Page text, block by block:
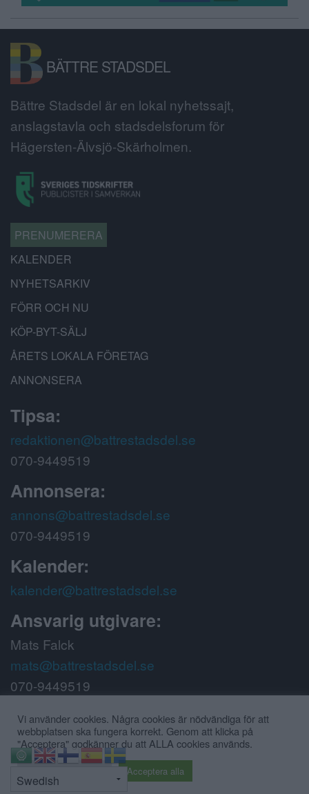
BÄTTRE STADSDEL
Bättre Stadsdel är en lokal nyhetssajt,
anslagstavla och stadsdelsforum för
Hägersten-Älvsjö-Skärholmen.
PRENUMERERA
KALENDER
NYHETSARKIV
FÖRR OCH NU
KÖP-BYT-SÄLJ
ÅRETS LOKALA FÖRETAG
ANNONSERA
Tipsa:
redaktionen@battrestadsdel.se
070-9449519
Annonsera:
annons@battrestadsdel.se
070-9449519
Kalender:
kalender@battrestadsdel.se
Ansvarig utgivare:
Mats Falck
mats@battrestadsdel.se
070-9449519
Följ oss på:
Vi använder cookies. Några cookies är nödvändiga för att
webbplatsen ska fungera korrekt. Genom att klicka på
"Acceptera" godkänner du att ALLA cookies används.
Acceptera alla